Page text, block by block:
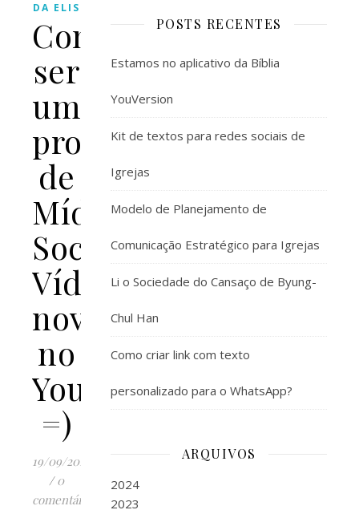
DA ELIS
Como
ser
um
profissional
de
Mídias
Sociais?
Vídeo
novo
no
YouTube
=)
19/09/2016
/ 0
comentários
POSTS RECENTES
Estamos no aplicativo da Bíblia
YouVersion
Kit de textos para redes sociais de
Igrejas
Modelo de Planejamento de
Comunicação Estratégico para Igrejas
Li o Sociedade do Cansaço de Byung-
Chul Han
Como criar link com texto
personalizado para o WhatsApp?
ARQUIVOS
2024
2023